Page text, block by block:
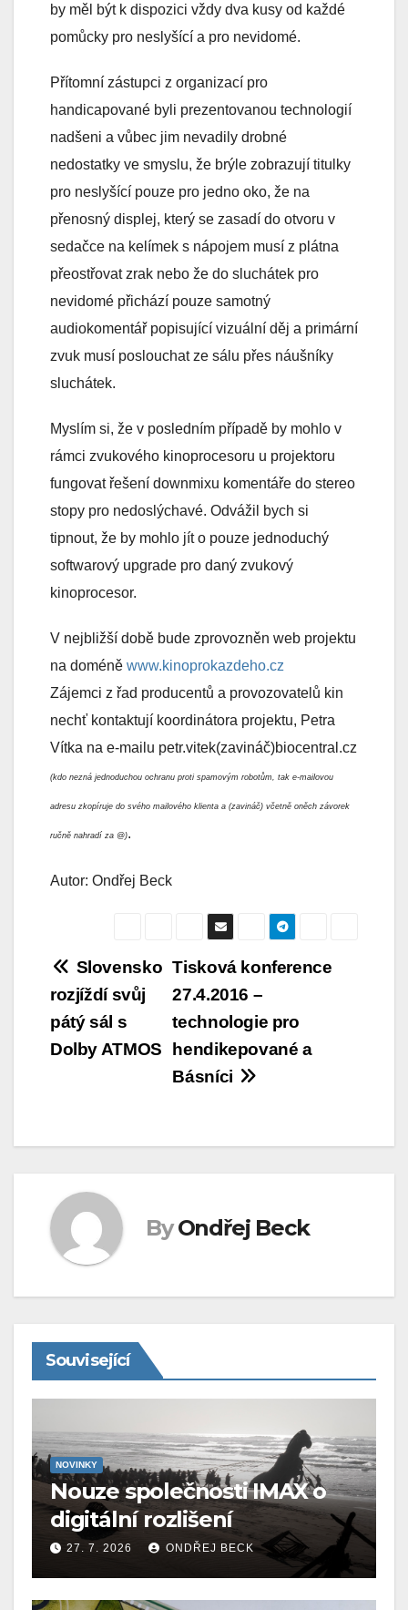
by měl být k dispozici vždy dva kusy od každé
pomůcky pro neslyšící a pro nevidomé.
Přítomní zástupci z organizací pro
handicapované byli prezentovanou technologií
nadšeni a vůbec jim nevadily drobné
nedostatky ve smyslu, že brýle zobrazují titulky
pro neslyšící pouze pro jedno oko, že na
přenosný displej, který se zasadí do otvoru v
sedačce na kelímek s nápojem musí z plátna
přeostřovat zrak nebo že do sluchátek pro
nevidomé přichází pouze samotný
audiokomentář popisující vizuální děj a primární
zvuk musí poslouchat ze sálu přes náušníky
sluchátek.
Myslím si, že v posledním případě by mohlo v
rámci zvukového kinoprocesoru u projektoru
fungovat řešení downmixu komentáře do stereo
stopy pro nedoslýchavé. Odvážil bych si
tipnout, že by mohlo jít o pouze jednoduchý
softwarový upgrade pro daný zvukový
kinoprocesor.
V nejbližší době bude zprovozněn web projektu
na doméně www.kinoprokazdeho.cz
Zájemci z řad producentů a provozovatelů kin
nechť kontaktují koordinátora projektu, Petra
Vítka na e-mailu petr.vitek(zavináč)biocentral.cz
(kdo nezná jednoduchou ochranu proti spamovým robotům, tak e-mailovou
adresu zkopíruje do svého mailového klienta a (zavináč) včetně oněch závorek
ručně nahradí za @).
Autor: Ondřej Beck
Navigace
pro
příspěvek
Tisková konference
27.4.2016 –
technologie pro
hendikepované a
Básníci
Slovensko
rozjíždí svůj
pátý sál s
Dolby ATMOS
By Ondřej Beck
Související
NOVINKY
Nouze společnosti IMAX o
digitální rozlišení
27. 7. 2026 ONDŘEJ BECK